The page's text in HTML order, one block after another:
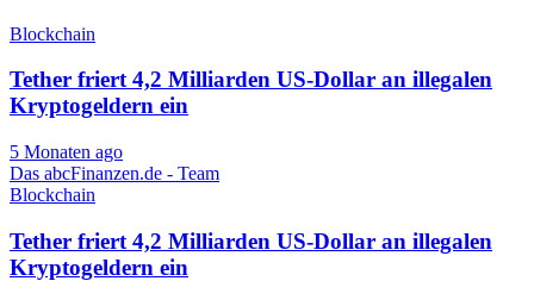
Blockchain
Tether friert 4,2 Milliarden US-Dollar an illegalen
Kryptogeldern ein
5 Monaten ago
Das abcFinanzen.de - Team
Blockchain
Tether friert 4,2 Milliarden US-Dollar an illegalen
Kryptogeldern ein